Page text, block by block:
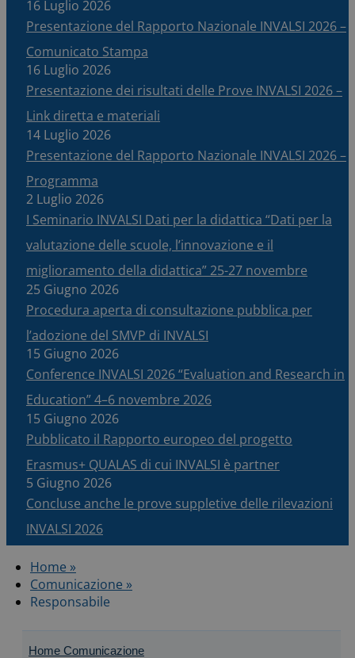
16 Luglio 2026
Presentazione del Rapporto Nazionale INVALSI 2026 –
Comunicato Stampa
16 Luglio 2026
Presentazione dei risultati delle Prove INVALSI 2026 –
Link diretta e materiali
14 Luglio 2026
Presentazione del Rapporto Nazionale INVALSI 2026 –
Programma
2 Luglio 2026
I Seminario INVALSI Dati per la didattica “Dati per la
valutazione delle scuole, l’innovazione e il
miglioramento della didattica” 25-27 novembre
25 Giugno 2026
Procedura aperta di consultazione pubblica per
l’adozione del SMVP di INVALSI
15 Giugno 2026
Conference INVALSI 2026 “Evaluation and Research in
Education” 4–6 novembre 2026
15 Giugno 2026
Pubblicato il Rapporto europeo del progetto
Erasmus+ QUALAS di cui INVALSI è partner
5 Giugno 2026
Concluse anche le prove suppletive delle rilevazioni
INVALSI 2026
Home »
Comunicazione »
Responsabile
Home Comunicazione